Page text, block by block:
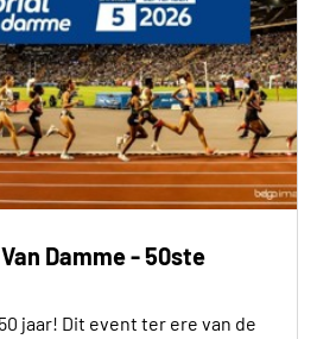
Damme - 50ste
jaar! Dit event ter ere van de